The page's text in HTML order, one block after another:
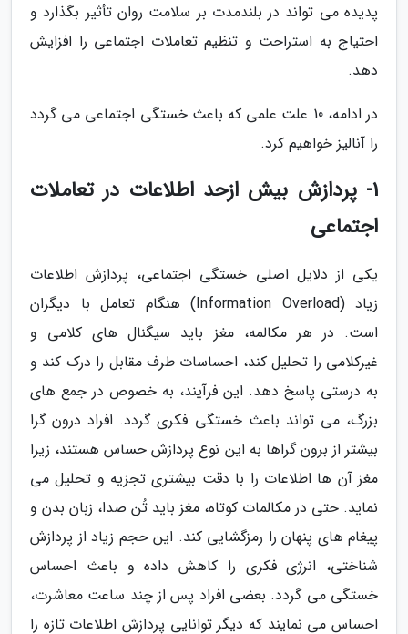
پدیده می تواند در بلندمدت بر سلامت روان تأثیر بگذارد و
احتیاج به استراحت و تنظیم تعاملات اجتماعی را افزایش
دهد.
در ادامه، 10 علت علمی که باعث خستگی اجتماعی می گردد
را آنالیز خواهیم کرد.
1- پردازش بیش ازحد اطلاعات در تعاملات
اجتماعی
یکی از دلایل اصلی خستگی اجتماعی، پردازش اطلاعات
زیاد (Information Overload) هنگام تعامل با دیگران
است. در هر مکالمه، مغز باید سیگنال های کلامی و
غیرکلامی را تحلیل کند، احساسات طرف مقابل را درک کند و
به درستی پاسخ دهد. این فرآیند، به خصوص در جمع های
بزرگ، می تواند باعث خستگی فکری گردد. افراد درون گرا
بیشتر از برون گراها به این نوع پردازش حساس هستند، زیرا
مغز آن ها اطلاعات را با دقت بیشتری تجزیه و تحلیل می
نماید. حتی در مکالمات کوتاه، مغز باید تُن صدا، زبان بدن و
پیغام های پنهان را رمزگشایی کند. این حجم زیاد از پردازش
شناختی، انرژی فکری را کاهش داده و باعث احساس
خستگی می گردد. بعضی افراد پس از چند ساعت معاشرت،
احساس می نمایند که دیگر توانایی پردازش اطلاعات تازه را